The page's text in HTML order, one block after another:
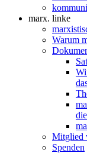
marx. linke
Warum
Mitglied
Spenden